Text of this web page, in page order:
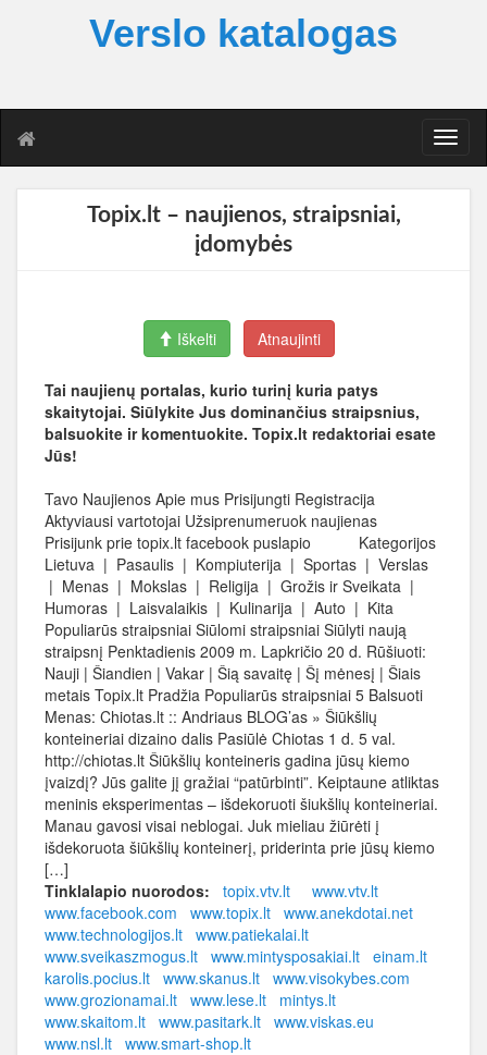
Verslo katalogas
T
o
Topix.lt – naujienos, straipsniai,
įdomybės
Iškelti Atnaujinti
Tai naujienų portalas, kurio turinį kuria patys
skaitytojai. Siūlykite Jus dominančius straipsnius,
balsuokite ir komentuokite. Topix.lt redaktoriai esate
Jūs!
Tavo Naujienos Apie mus Prisijungti Registracija
Aktyviausi vartotojai Užsiprenumeruok naujienas
Prisijunk prie topix.lt facebook puslapio Kategorijos
Lietuva | Pasaulis | Kompiuterija | Sportas | Verslas
| Menas | Mokslas | Religija | Grožis ir Sveikata |
Humoras | Laisvalaikis | Kulinarija | Auto | Kita
Populiarūs straipsniai Siūlomi straipsniai Siūlyti naują
straipsnį Penktadienis 2009 m. Lapkričio 20 d. Rūšiuoti:
Nauji | Šiandien | Vakar | Šią savaitę | Šį mėnesį | Šiais
metais Topix.lt Pradžia Populiarūs straipsniai 5 Balsuoti
Menas: Chiotas.lt :: Andriaus BLOG’as » Šiūkšlių
konteineriai dizaino dalis Pasiūlė Chiotas 1 d. 5 val.
http://chiotas.lt Šiūkšlių konteineris gadina jūsų kiemo
įvaizdį? Jūs galite jį gražiai “patūrbinti”. Keiptaune atliktas
meninis eksperimentas – išdekoruoti šiukšlių konteineriai.
Manau gavosi visai neblogai. Juk mieliau žiūrėti į
išdekoruota šiūkšlių konteinerį, priderinta prie jūsų kiemo
[…]
Tinklalapio nuorodos:
topix.vtv.lt
www.vtv.lt
www.facebook.com
www.topix.lt www.anekdotai.net
www.technologijos.lt www.patiekalai.lt
www.sveikaszmogus.lt www.mintysposakiai.lt einam.lt
karolis.pocius.lt www.skanus.lt www.visokybes.com
www.grozionamai.lt www.lese.lt
mintys.lt
www.skaitom.lt www.pasitark.lt www.viskas.eu
www.nsl.lt www.smart-shop.lt